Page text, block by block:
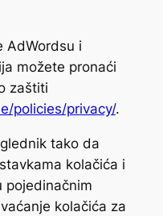
AdWordsu i
možete pronaći
zaštiti
policies/privacy/.
tako da
kolačića i
pojedinačnim
kolačića za